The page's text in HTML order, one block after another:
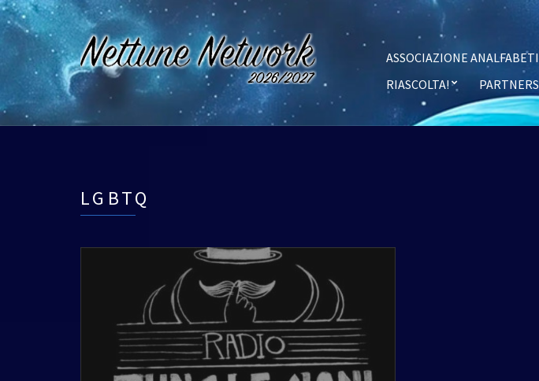
ASSOCIAZIONE ANALFABETI
RIASCOLTA!
PARTNERS
LGBTQ